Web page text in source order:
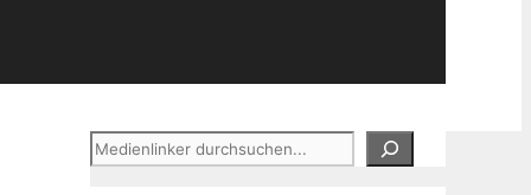
Suchen